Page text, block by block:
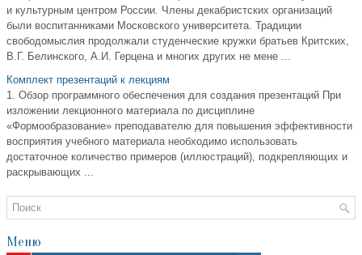
и культурным центром России. Члены декабристских организаций
были воспитанниками Московского университета. Традиции
свободомыслия продолжали студенческие кружки братьев Критских,
В.Г. Белинского, А.И. Герцена и многих других не мене ...
Комплект презентаций к лекциям
1. Обзор программного обеспечения для создания презентаций При
изложении лекционного материала по дисциплине
«Формообразование» преподавателю для повышения эффективности
восприятия учебного материала необходимо использовать
достаточное количество примеров (иллюстраций), подкрепляющих и
раскрывающих ...
Меню